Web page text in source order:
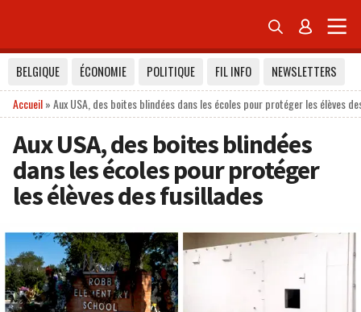
 
BELGIQUE ÉCONOMIE POLITIQUE FIL INFO
NEWSLETTERS
Accueil»Aux USA, des boites blindées dans les écoles pour protéger les élèves
Aux USA, des boites blindées
dans les écoles pour protéger
les élèves des fusillades